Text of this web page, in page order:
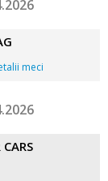
meci